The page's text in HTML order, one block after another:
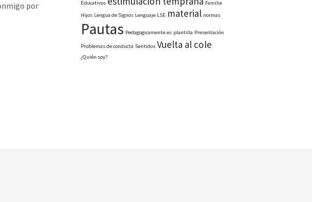
por
Educativos
Familia
Hijos Lengua de Signos Lenguaje LSE material normas
Pautas Pedagogicamente.es plantilla Presentación
Problemas de conducta Sentidos Vuelta al cole
¿Quién soy?